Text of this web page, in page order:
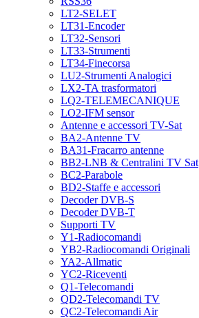
LT2-SELET
LT31-Encoder
LT32-Sensori
LT33-Strumenti
LT34-Finecorsa
LU2-Strumenti Analogici
LX2-TA trasformatori
LQ2-TELEMECANIQUE
LO2-IFM sensor
Antenne e accessori TV-Sat
BA2-Antenne TV
BA31-Fracarro antenne
BB2-LNB & Centralini TV Sat
BC2-Parabole
BD2-Staffe e accessori
Decoder DVB-S
Decoder DVB-T
Supporti TV
Y1-Radiocomandi
YB2-Radiocomandi Originali
YA2-Allmatic
YC2-Riceventi
Q1-Telecomandi
QD2-Telecomandi TV
QC2-Telecomandi Air